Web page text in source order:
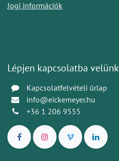
Jogi információk
Lépjen kapcsolatba velünk
Kapcsolatfelvételi űrlap
info@eickemeyer.hu
+36 1 206 9555